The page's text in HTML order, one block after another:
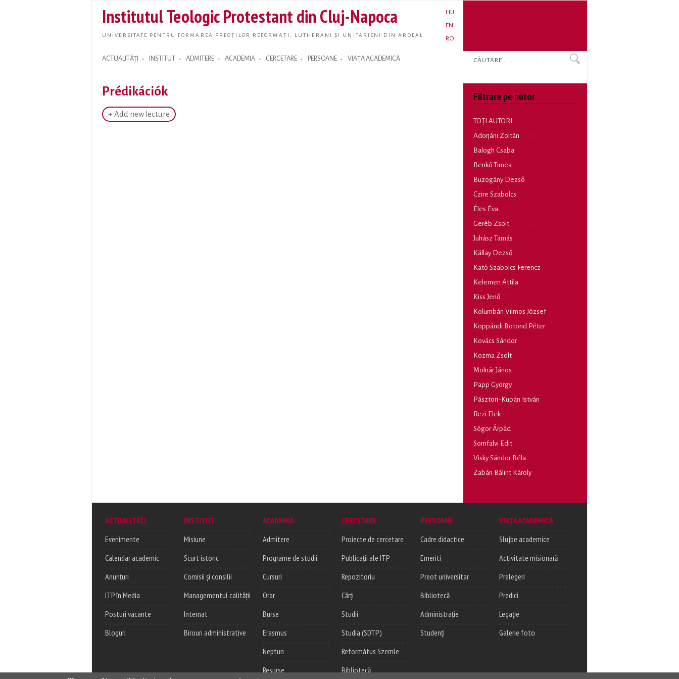
main
content
Institutul Teologic Protestant din Cluj-Napoca
UNIVERSITATE PENTRU FORMAREA PREOȚILOR REFORMAȚI, LUTHERANI ȘI UNITARIENI DIN ARDEAL
HU
EN
RO
ACTUALITĂȚI INSTITUT ADMITERE ACADEMIA CERCETARE PERSOANE VIAȚA ACADEMICĂ
Search form
Search
Prédikációk
+ Add new lecture
Filtrare pe autor
TOȚI AUTORI
Adorjáni Zoltán
Balogh Csaba
Benkő Timea
Buzogány Dezső
Czire Szabolcs
Éles Éva
Geréb Zsolt
Juhász Tamás
Kállay Dezső
Kató Szabolcs Ferencz
Kelemen Attila
Kiss Jenő
Kolumbán Vilmos József
Koppándi Botond Péter
Kovács Sándor
Kozma Zsolt
Molnár János
Papp György
Pásztori-Kupán István
Rezi Elek
Sógor Árpád
Somfalvi Edit
Visky Sándor Béla
Zabán Bálint Károly
ACTUALITĂȚI
Evenimente
Calendar academic
Anunțuri
ITP în Media
Posturi vacante
Bloguri
INSTITUT
Misiune
Scurt istoric
Comisii și consilii
Managementul calității
Internat
Birouri administrative
ACADEMIA
Admitere
Programe de studii
Cursuri
Orar
Burse
Erasmus
Neptun
Resurse
CERCETARE
Proiecte de cercetare
Publicații ale ITP
Repozitoriu
Cărți
Studii
Studia (SDTP)
Református Szemle
Bibliotecă
PERSOANE
Cadre didactice
Emeriti
Preot universitar
Bibliotecă
Administrație
Studenți
VIAȚA ACADEMICĂ
Slujbe academice
Activitate misionară
Prelegeri
Predici
Legație
Galerie foto